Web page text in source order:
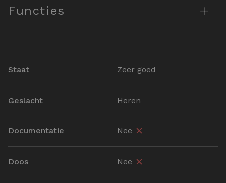
Functies +
Staat Zeer goed
Geslacht Heren
Documentatie Nee
Doos Nee